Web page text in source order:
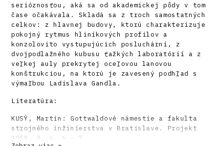
serióznosťou, aká sa od akademickej pôdy v tom
čase očakávala. Skladá sa z troch samostatných
celkov: z hlavnej budovy, ktorú charakterizuje
pokojný rytmus hliníkových profilov a
konzolovito vystupujúcich posluchární, z
dvojpodlažného kubusu ťažkých laboratórií a z
veľkej auly prekrytej oceľovou lanovou
konštrukciou, na ktorú je zavesený podhľad s
výmaľbou Ladislava Gandla.
Literatúra:
KUSÝ, Martin: Gottwaldové námestie a fakulta
strojného inžinierstva v Bratislave. Projekt
1958, 3, s. 6 – 7.